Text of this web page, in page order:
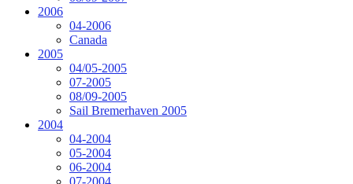
2006
04-2006
Canada
2005
04/05-2005
07-2005
08/09-2005
Sail Bremerhaven 2005
2004
04-2004
05-2004
06-2004